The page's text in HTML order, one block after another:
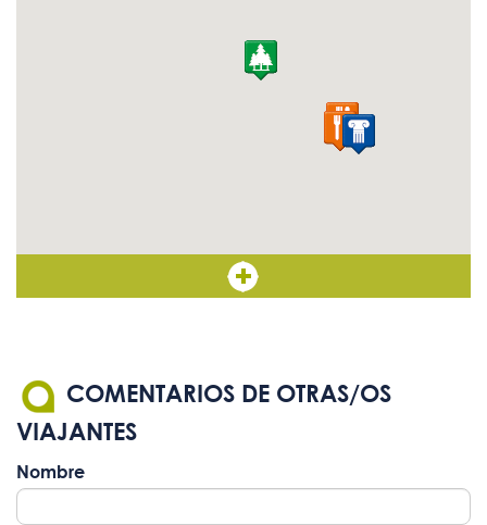
COMENTARIOS DE OTRAS/OS
VIAJANTES
Nombre